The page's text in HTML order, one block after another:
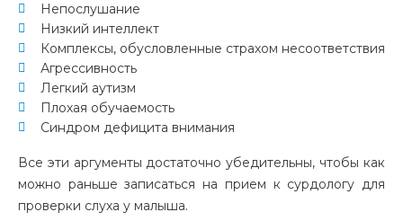
Непослушание
Низкий интеллект
Комплексы, обусловленные страхом несоответствия
Агрессивность
Легкий аутизм
Плохая обучаемость
Синдром дефицита внимания
Все эти аргументы достаточно убедительны, чтобы как
можно раньше записаться на прием к сурдологу для
проверки слуха у малыша.